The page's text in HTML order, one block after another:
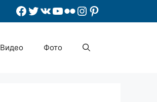
Facebook
Twitter
ВКонтакте
YouTube
Flickr
Instagram
Pinterest
Видео Фото